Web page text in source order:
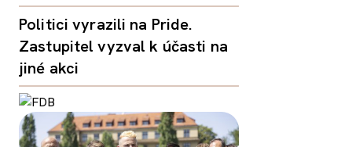
Politici vyrazili na Pride.
Zastupitel vyzval k účasti na
jiné akci